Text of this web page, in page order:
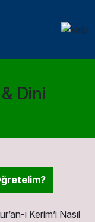
Dini
ı Kerim’i Nasıl